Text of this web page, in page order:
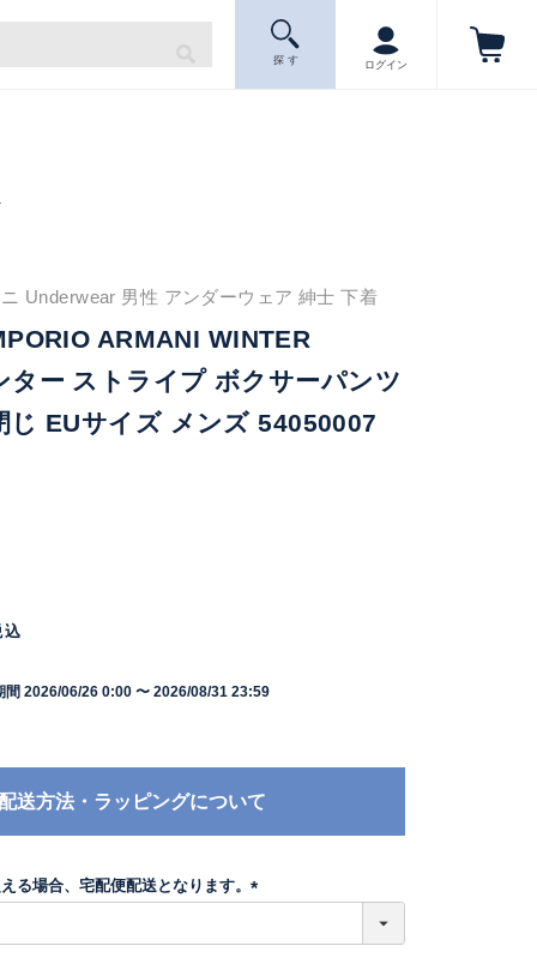
探 す ログイン
Underwear 男性 アンダーウェア 紳士 下着
ARMANI WINTER
ター ストライプ ボクサーパンツ
じ EUサイズ メンズ 54050007
込
間 2026/06/26 0:00 〜 2026/08/31 23:59
配送方法・ラッピングについて
る場合、宅配便配送となります。